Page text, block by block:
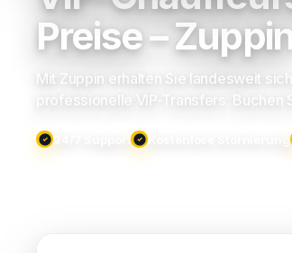
Preise –
Mit Zuppin erhalten Sie landesweit
professionelle VIP-Transfers. Buchen
24/7 Support